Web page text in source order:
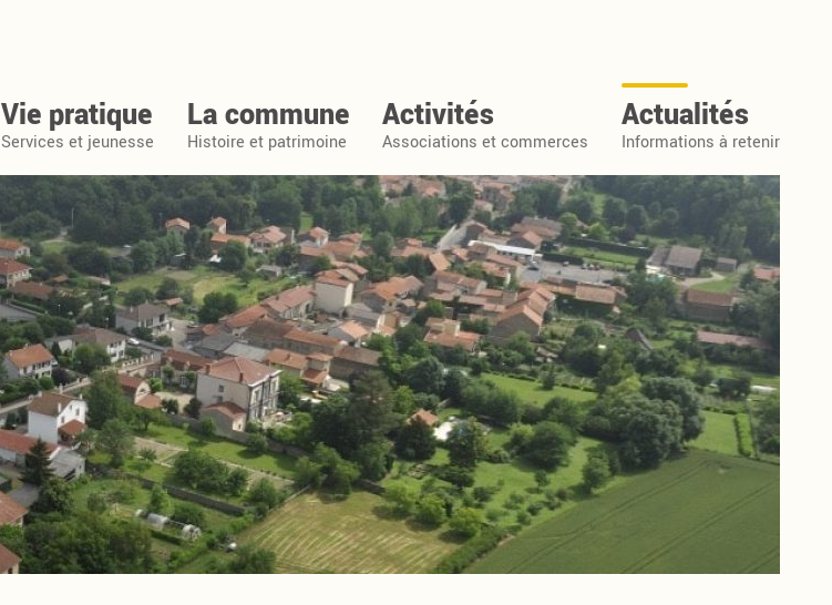
Vie pratique
Services et jeunesse
La commune
Histoire et patrimoine
Activités
Associations et commerces
Actualités
Informations à retenir